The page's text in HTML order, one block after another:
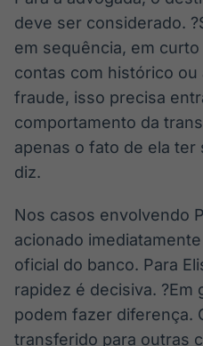
deve ser considerado.
em sequência, em
contas com histórico
fraude, isso precisa
comportamento da
apenas o fato de ela ter
diz.
Nos casos envolvendo
acionado
oficial do banco. Para
rapidez é decisiva. ?Em
podem fazer diferença.
transferido para outras